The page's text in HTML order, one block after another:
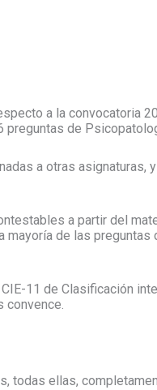
a la convocatoria
preguntas de
a otras asignaturas,
a partir del
de las
11 de Clasificación
convence.
todas ellas,